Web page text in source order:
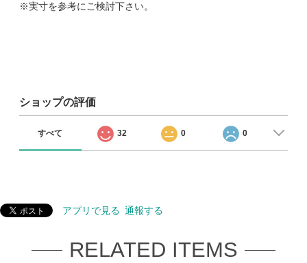
※実寸を参考にご検討下さい。
ショップの評価
すべて 32 0 0
アプリで見る 通報する
RELATED ITEMS